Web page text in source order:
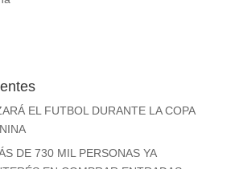
EL FUTBOL DURANTE LA COPA
DE 730 MIL PERSONAS YA